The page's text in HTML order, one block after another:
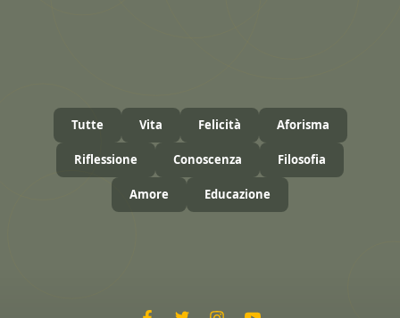
Tutte Vita Felicità Aforisma
Riflessione Conoscenza Filosofia
Amore Educazione